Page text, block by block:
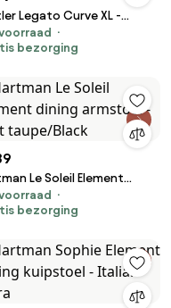
Legato Curve XL -
hoge zithoogte
bezorging
Le Soleil Element
armstoel - Soft
Black
bezorging